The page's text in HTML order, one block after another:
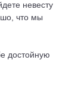
невесту
что мы
достойную